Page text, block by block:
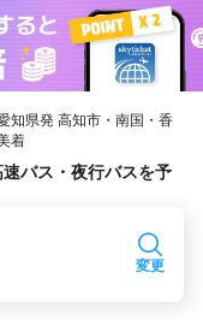
知県発 高知市・南国・香
着
バス・夜行バスを予
変更